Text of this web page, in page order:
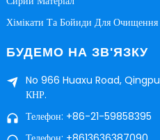
Хімікати Та Бойиди Для
БУДЕМО НА ЗВ'ЯЗКУ
No 966 Huaxu Road,
КНР.
Телефон: +86-21-59858395